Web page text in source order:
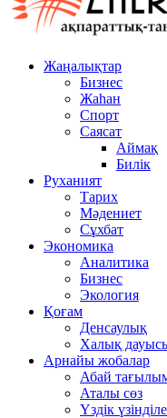
Жаңалықтар
Бизнес
Жаһан
Спорт
Саясат
Аймақ
Билік
Руханият
Тарих
Мәдениет
Сұхбат
Экономика
Аналитика
Бизнес
Экология
Қоғам
Денсаулық
Халық
Арнайы жобалар
Абай
Аталы сөз
Үздік